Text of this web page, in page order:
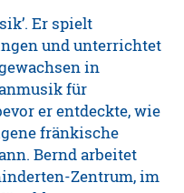
Er spielt
und unterrichtet
in
für
er entdeckte, wie
fränkische
Bernd arbeitet
Zentrum, im